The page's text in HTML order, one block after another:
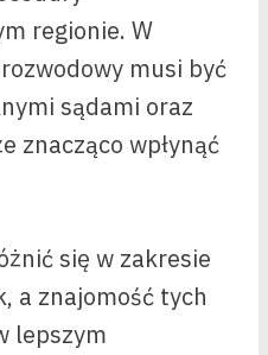
regionie. W
musi być
sądami oraz
znacząco wpłynąć
się w zakresie
a znajomość tych
lepszym